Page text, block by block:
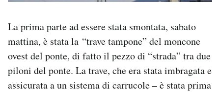
La prima parte ad essere stata smontata, sabato
mattina, è stata la “trave tampone” del moncone
ovest del ponte, di fatto il pezzo di “strada” tra due
piloni del ponte. La trave, che era stata imbragata e
assicurata a un sistema di carrucole – è stata prima